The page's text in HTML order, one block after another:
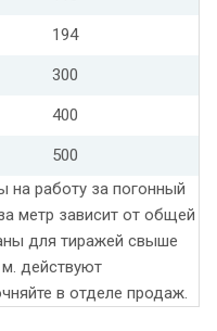
194
300
400
500
на работу за погонный
метр зависит от общей
для тиражей свыше
действуют
в отделе продаж.